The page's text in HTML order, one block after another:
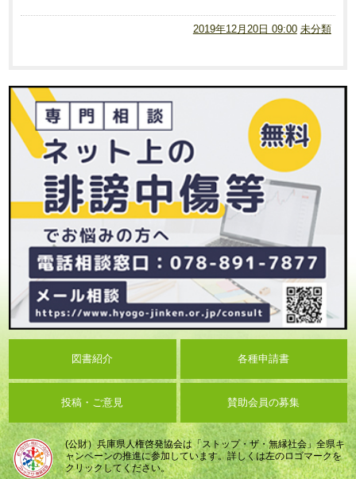
2019年12月20日 09:00 未分類
図書紹介 各種申請書
投稿・ご意見 賛助会員の募集
(公財）兵庫県人権啓発協会は「ストップ・ザ・無縁社会」全県キ
ャンペーンの推進に参加しています。詳しくは左のロゴマークを
クリックしてください。